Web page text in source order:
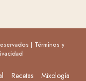
| Términos y
Recetas Mixología